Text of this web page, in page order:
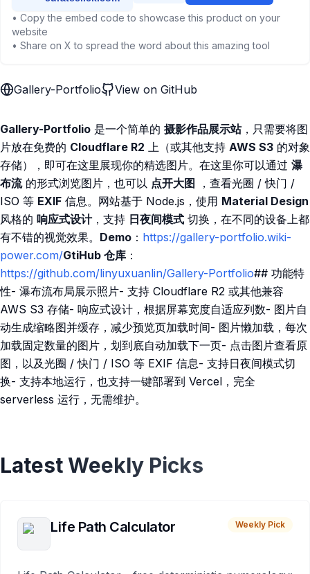
• Copy the embed code to showcase this product on your
website
• Share on X to spread the word about this amazing tool
Gallery-Portfolio View on GitHub
Gallery-Portfolio 是一个简单的 摄影作品展示站，只需要将图
片放在免费的 Cloudflare R2 上（或其他支持 AWS S3 的对象
存储），即可在这里展现你的精选图片。在这里你可以通过 瀑
布流的形式浏览图片，也可以 点开大图 ，查看光圈 / 快门 /
ISO 等 EXIF 信息。网站基于 Node.js，使用 Material Design
风格的 响应式设计，支持 日夜间模式 切换，在不同的设备上都
有不错的视觉效果。 Demo ： https://gallery-portfolio.wiki-
power.com/GtiHub 仓库 ：
https://github.com/linyuxuanlin/Gallery-Portfolio## 功能特
性- 瀑布流布局展示照片- 支持 Cloudflare R2 或其他兼容
AWS S3 存储- 响应式设计，根据屏幕宽度自适应列数- 图片自
动生成缩略图并缓存，减少预览页加载时间- 图片懒加载，每次
加载固定数量的图片，划到底自动加载下一页- 点击图片查看原
图，以及光圈 / 快门 / ISO 等 EXIF 信息- 支持日夜间模式切
换- 支持本地运行，也支持一键部署到 Vercel，完全
serverless 运行，无需维护。
Latest Weekly Picks
Life Path Calculator Weekly Pick